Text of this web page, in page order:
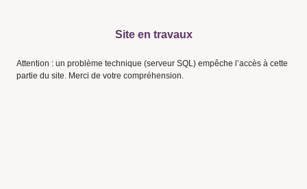
Site en travaux
Attention : un problème technique (serveur SQL) empêche l’accès à cette
partie du site. Merci de votre compréhension.